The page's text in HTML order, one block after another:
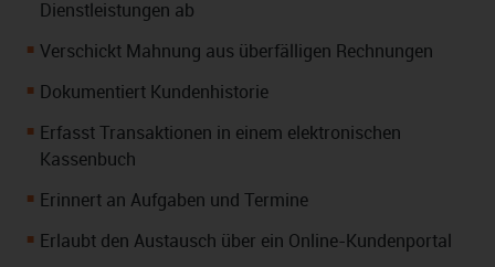
Dienstleistungen ab
Verschickt Mahnung aus überfälligen Rechnungen
Dokumentiert Kundenhistorie
Erfasst Transaktionen in einem elektronischen
Kassenbuch
Erinnert an Aufgaben und Termine
Erlaubt den Austausch über ein Online-Kundenportal